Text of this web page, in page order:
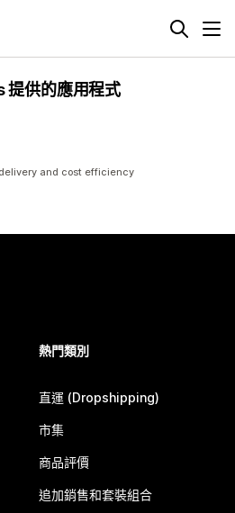
供的應用程式
and cost efficiency
熱門類別
直運 (Dropshipping)
市集
商品評價
追加銷售和套裝組合